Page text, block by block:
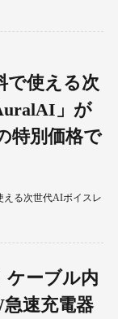
で使える次
」が
特別価格で
える次世代AIボイスレ
ケーブル内
速充電器